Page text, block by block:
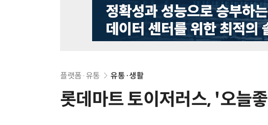
플랫폼·유통 유통·생활
롯데마트 토이저러스, '오늘